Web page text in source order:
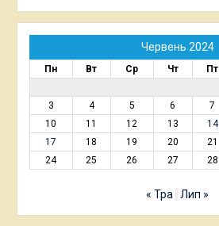
Червень 2024
Пн Вт Ср Чт Пт
3
4 5 6 7
10
11 12 13 14
17
18 19 20 21
24
25 26 27 28
« Тра Лип »